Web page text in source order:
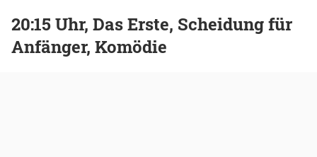
20:15 Uhr, Das Erste, Scheidung für
Anfänger, Komödie